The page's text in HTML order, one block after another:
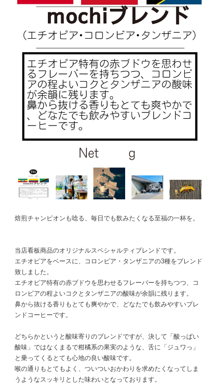
焙煎チャンピオンも唸る、毎日でも飲みたくなる至福の一杯を。
当店看板商品のオリジナルスペシャルティブレンドです。
エチオピアをベースに、コロンビア・タンザニアの3種をブレンド
致しました。
エチオピア特有の赤ブドウを思わせるフレーバーを持ちつつ、コ
ロンビアの程よいコクとタンザニアの酸味が余韻に残ります。
鼻から抜ける香りもとても爽やかで、どなたでも飲みやすいブレ
ンドコーヒーです。
どちらかというと酸味寄りのブレンドですが、決して「酸っぱい
酸味」ではなくまるで柑橘系の果実のような、舌に「ジュワっ」
と乗ってくるとても心地の良い酸味です。
喉の通りもとてもよく、ついついおかわりを求めたくなってしま
うようなスッキリとした味わいとなっております。